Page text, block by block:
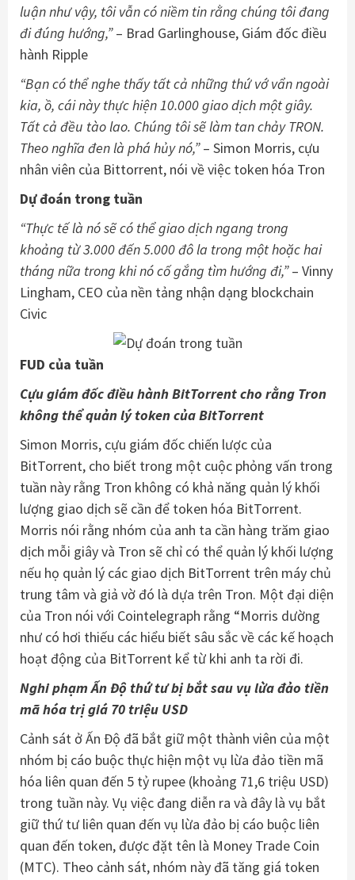
luận như vậy, tôi vẫn có niềm tin rằng chúng tôi đang
đi đúng hướng,”– Brad Garlinghouse, Giám đốc điều
hành Ripple
“Bạn có thể nghe thấy tất cả những thứ vớ vẩn ngoài
kia, ồ, cái này thực hiện 10.000 giao dịch một giây.
Tất cả đều tào lao. Chúng tôi sẽ làm tan chảy TRON.
Theo nghĩa đen là phá hủy nó,”– Simon Morris, cựu
nhân viên của Bittorrent, nói về việc token hóa Tron
Dự đoán trong tuần
“Thực tế là nó sẽ có thể giao dịch ngang trong
khoảng từ 3.000 đến 5.000 đô la trong một hoặc hai
tháng nữa trong khi nó cố gắng tìm hướng đi,”– Vinny
Lingham, CEO của nền tảng nhận dạng blockchain
Civic
FUD của tuần
Cựu giám đốc điều hành BitTorrent cho rằng Tron
không thể quản lý token của BitTorrent
Simon Morris, cựu giám đốc chiến lược của
BitTorrent, cho biết trong một cuộc phỏng vấn trong
tuần này rằng Tron không có khả năng quản lý khối
lượng giao dịch sẽ cần để token hóa BitTorrent.
Morris nói rằng nhóm của anh ta cần hàng trăm giao
dịch mỗi giây và Tron sẽ chỉ có thể quản lý khối lượng
nếu họ quản lý các giao dịch BitTorrent trên máy chủ
trung tâm và giả vờ đó là dựa trên Tron. Một đại diện
của Tron nói với Cointelegraph rằng “Morris dường
như có hơi thiếu các hiểu biết sâu sắc về các kế hoạch
hoạt động của BitTorrent kể từ khi anh ta rời đi.
Nghi phạm Ấn Độ thứ tư bị bắt sau vụ lừa đảo tiền
mã hóa trị giá 70 triệu USD
Cảnh sát ở Ấn Độ đã bắt giữ một thành viên của một
nhóm bị cáo buộc thực hiện một vụ lừa đảo tiền mã
hóa liên quan đến 5 tỷ rupee (khoảng 71,6 triệu USD)
trong tuần này. Vụ việc đang diễn ra và đây là vụ bắt
giữ thứ tư liên quan đến vụ lừa đảo bị cáo buộc liên
quan đến token, được đặt tên là Money Trade Coin
(MTC). Theo cảnh sát, nhóm này đã tăng giá token